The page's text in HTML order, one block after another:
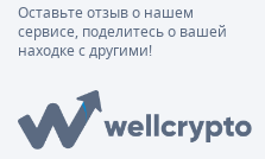
Оставьте отзыв о нашем
сервисе, поделитесь о вашей
находке с другими!